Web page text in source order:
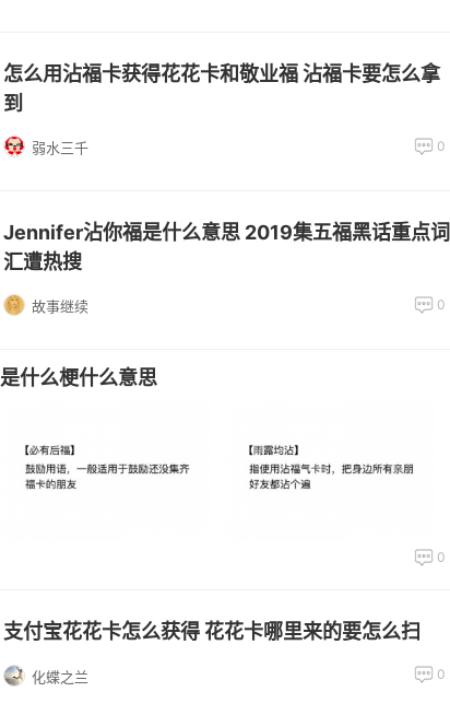
怎么用沾福卡获得花花卡和敬业福 沾福卡要怎么拿
到
弱水三千 0
Jennifer沾你福是什么意思 2019集五福黑话重点词
汇遭热搜
故事继续 0
什么梗什么意思
0
支付宝花花卡怎么获得 花花卡哪里来的要怎么扫
化蝶之兰 0